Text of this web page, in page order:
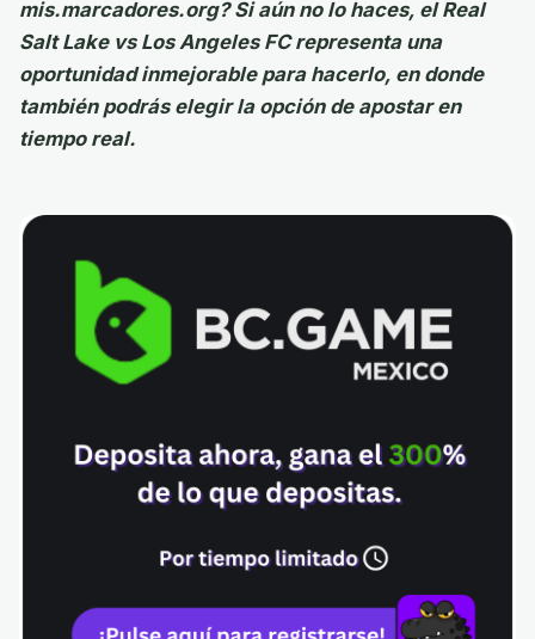
mis.marcadores.org? Si aún no lo haces, el Real
Salt Lake vs Los Angeles FC representa una
oportunidad inmejorable para hacerlo, en donde
también podrás elegir la opción de apostar en
tiempo real.